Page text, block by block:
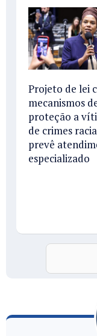
Projeto de lei
mecanismos
proteção a
de crimes
prevê
especializado